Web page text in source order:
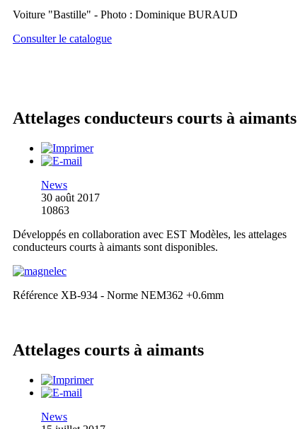
Voiture "Bastille" - Photo : Dominique BURAUD
Consulter le catalogue
Attelages conducteurs courts à aimants
News
30 août 2017
10863
Développés en collaboration avec EST Modèles, les attelages
conducteurs courts à aimants sont disponibles.
Référence XB-934 - Norme NEM362 +0.6mm
Attelages courts à aimants
News